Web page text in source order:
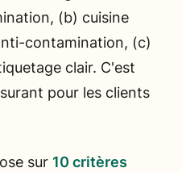
(b) cuisine
contamination, (c)
clair. C'est
pour les clients
sur 10 critères